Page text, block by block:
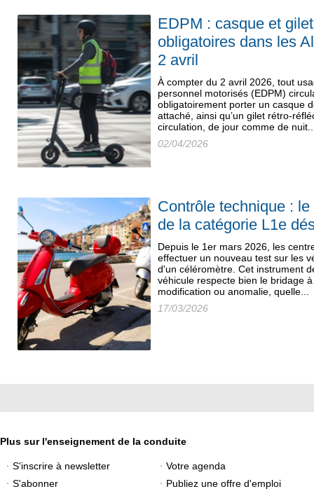
EDPM : casque et
obligatoires dans les
2 avril
À compter du 2 avril 2026, tout
personnel motorisés (EDPM)
obligatoirement porter un casque
attaché, ainsi qu’un gilet rétro-
circulation, de jour comme de
02/04/2026
Contrôle technique :
de la catégorie L1e
Depuis le 1er mars 2026, les
effectuer un nouveau test sur les
d'un céléromètre. Cet instrument
véhicule respecte bien le bridage
modification ou anomalie, quelle...
17/03/2026
Plus sur l'enseignement de la conduite
S'inscrire à newsletter
Votre agenda
S'abonner
Publiez une offre d'emploi